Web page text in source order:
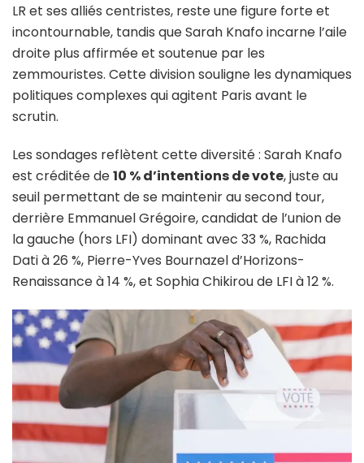
LR et ses alliés centristes, reste une figure forte et
incontournable, tandis que Sarah Knafo incarne l’aile
droite plus affirmée et soutenue par les
zemmouristes. Cette division souligne les dynamiques
politiques complexes qui agitent Paris avant le
scrutin.
Les sondages reflètent cette diversité : Sarah Knafo
est créditée de10 % d’intentions de vote, juste au
seuil permettant de se maintenir au second tour,
derrière Emmanuel Grégoire, candidat de l’union de
la gauche (hors LFI) dominant avec 33 %, Rachida
Dati à 26 %, Pierre-Yves Bournazel d’Horizons-
Renaissance à 14 %, et Sophia Chikirou de LFI à 12 %.